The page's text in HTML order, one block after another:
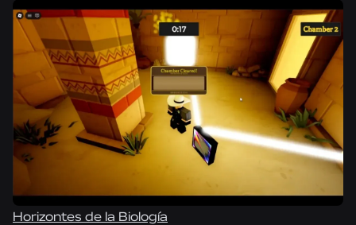
Horizontes de la Biología